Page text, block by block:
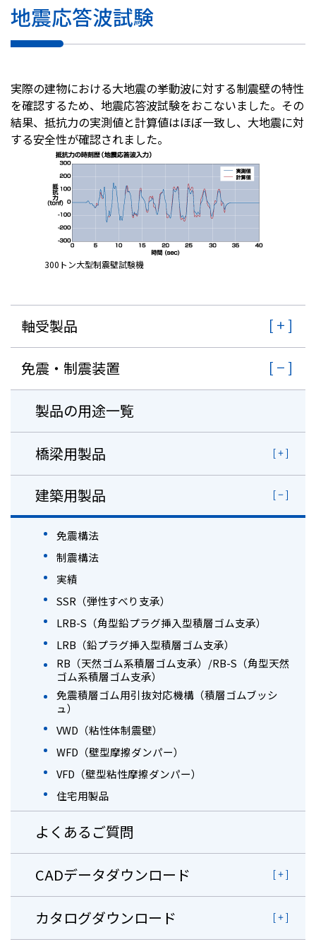
地震応答波試験
実際の建物における大地震の挙動波に対する制震壁の特性
を確認するため、地震応答波試験をおこないました。その
結果、抵抗力の実測値と計算値はほぼ一致し、大地震に対
する安全性が確認されました。
300トン大型制震壁試験機
軸受製品
免震・制震装置
製品の用途一覧
橋梁用製品
建築用製品
免震構法
制震構法
実績
SSR（弾性すべり支承）
LRB-S（角型鉛プラグ挿入型積層ゴム支承）
LRB（鉛プラグ挿入型積層ゴム支承）
RB（天然ゴム系積層ゴム支承）/RB-S（角型天然
ゴム系積層ゴム支承）
免震積層ゴム用引抜対応機構（積層ゴムブッシ
ュ）
VWD（粘性体制震壁）
WFD（壁型摩擦ダンパー）
VFD（壁型粘性摩擦ダンパー）
住宅用製品
よくあるご質問
CADデータダウンロード
カタログダウンロード